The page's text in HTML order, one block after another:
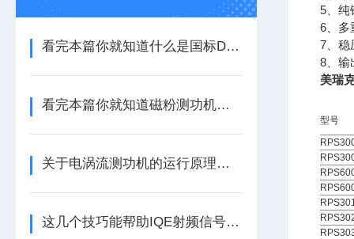
看完本篇你就知道什么是国标DTMB信号发生器了
看完本篇你就知道磁粉测功机的特性有哪些了
关于电涡流测功机的运行原理，看看本篇吧
这几个技巧能帮助IQE射频信号源的数据更精确
5、纯
6、多
7、稳
8、输
美瑞
型号